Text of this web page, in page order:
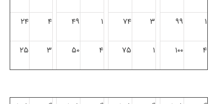
۱ ۹۹ ۳ ۷۴ ۱ ۴۹ ۴ ۲۴
۴ ۱۰۰ ۱ ۷۵ ۴ ۵۰ ۳ ۲۵